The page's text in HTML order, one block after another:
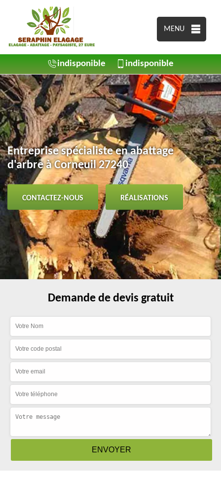
MENU
indisponible indisponible
Entreprise spécialiste en abattage
d'arbre à Corneuil 27240
CONTACTEZ-NOUS RÉALISATIONS
Demande de devis gratuit